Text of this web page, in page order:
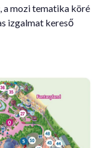
, a mozi tematika köré
izgalmat kereső